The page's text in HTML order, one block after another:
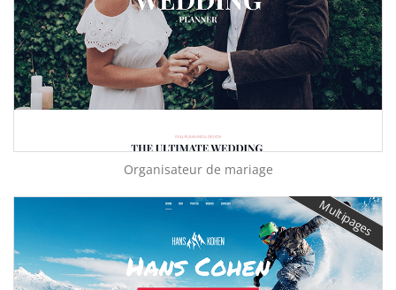
Organisateur de mariage
Multipages